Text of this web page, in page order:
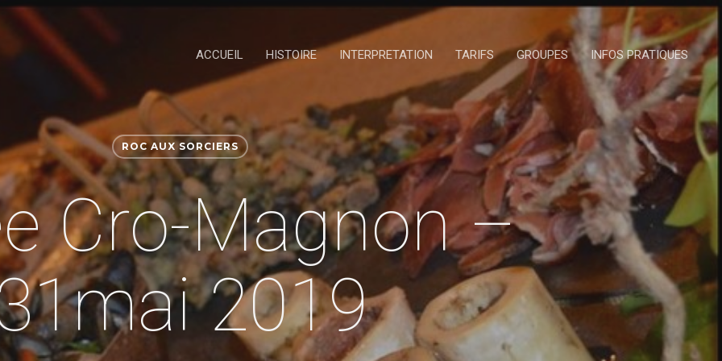
ACCUEIL HISTOIRE INTERPRETATION TARIFS GROUPES INFOS PRATIQUES
ROC AUX SORCIERS
Cro-Magnon –
2019